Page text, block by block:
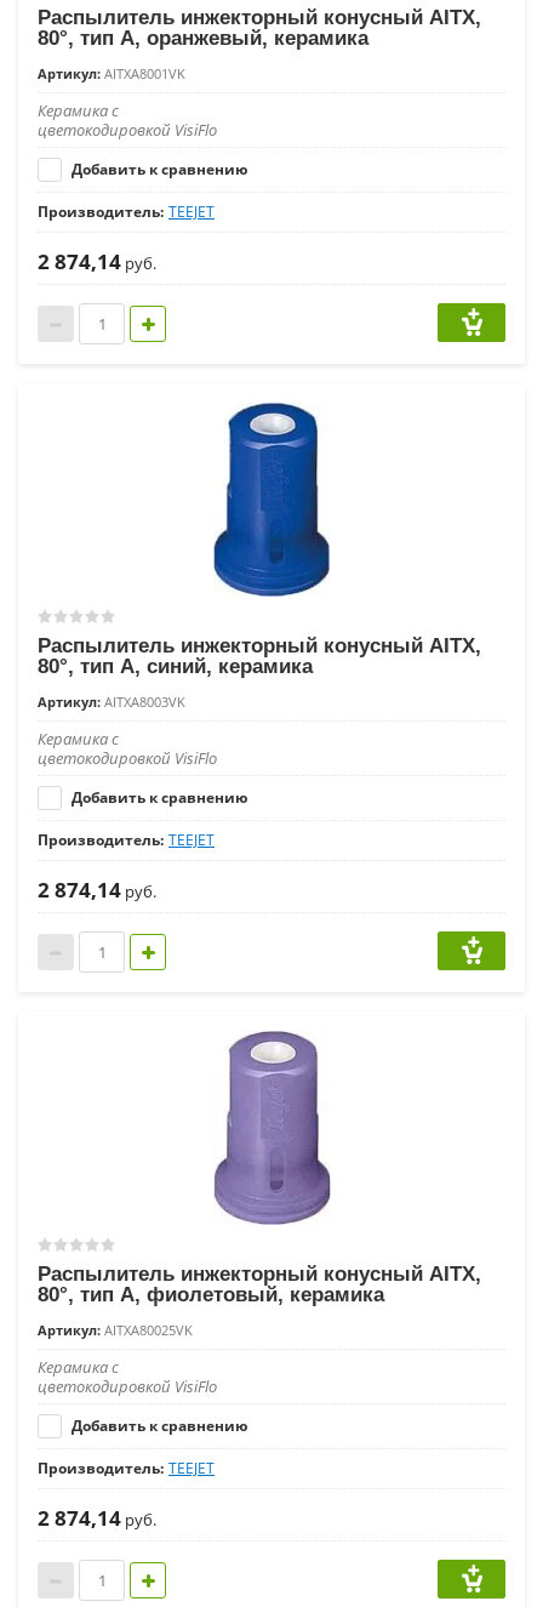
Распылитель инжекторный конусный AITX,
80°, тип A, оранжевый, керамика
Артикул: AITXA8001VK
Керамика с
цветокодировкой VisiFlo
Добавить к сравнению
Производитель: TEEJET
2 874,14 руб.
Распылитель инжекторный конусный AITX,
80°, тип A, синий, керамика
Артикул: AITXA8003VK
Керамика с
цветокодировкой VisiFlo
Добавить к сравнению
Производитель: TEEJET
2 874,14 руб.
Распылитель инжекторный конусный AITX,
80°, тип A, фиолетовый, керамика
Артикул: AITXA80025VK
Керамика с
цветокодировкой VisiFlo
Добавить к сравнению
Производитель: TEEJET
2 874,14 руб.